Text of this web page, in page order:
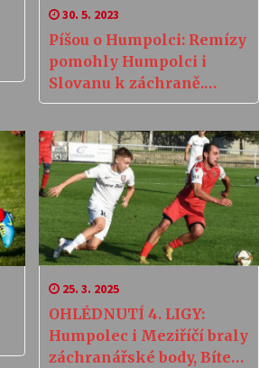
30. 5. 2023
Píšou o Humpolci: Remízy
pomohly Humpolci i
Slovanu k záchraně.
Šance Bystřice ale ještě
25. 3. 2025
OHLÉDNUTÍ 4. LIGY:
Humpolec i Meziříčí braly
záchranářské body, Bíteš